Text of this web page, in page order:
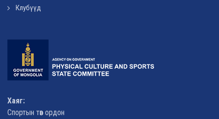
Клубүүд
Хаяг:
Спортын төв ордон